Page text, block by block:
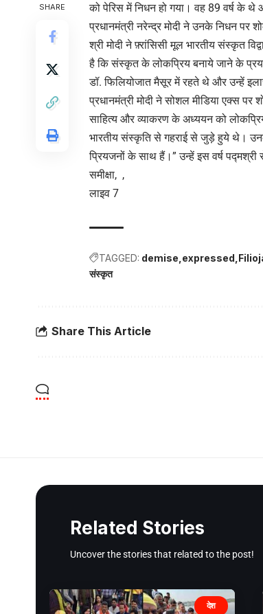
SHARE
को पेरिस में निधन हो गया। वह 89 वर्ष के
प्रधानमंत्री नरेन्द्र मोदी ने उनके निधन पर
श्री मोदी ने फ़्रांसिसी मूल भारतीय संस्कृत
है कि संस्कृत के लोकप्रिय बनाये जाने के
डॉ. फिलियोजात मैसूर में रहते थे और उन्हें
प्रधानमंत्री मोदी ने सोशल मीडिया एक्स
साहित्य और व्याकरण के अध्ययन को
भारतीय संस्कृति से गहराई से जुड़े हुये थे।
प्रियजनों के साथ हैं।” उन्हें इस वर्ष पद्मश्री
समीक्षा, ,
लाइव 7
TAGGED: demise expressed
संस्कृत
Share This Article
Related Stories
Uncover the stories that related to the post!
देश